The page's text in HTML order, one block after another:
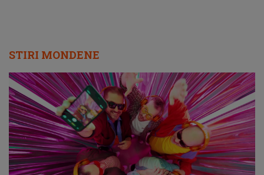
STIRI MONDENE